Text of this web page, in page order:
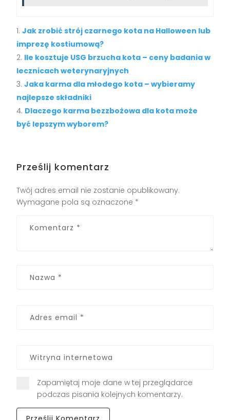
Jak zrobić strój czarnego kota na Halloween lub
imprezę kostiumową?
Ile kosztuje USG brzucha kota – ceny badania w
lecznicach weterynaryjnych
Jaka karma dla młodego kota – wybieramy
najlepsze składniki
Dlaczego karma bezzbożowa dla kota może
być lepszym wyborem?
Prześlij komentarz
Twój adres email nie zostanie opublikowany.
Wymagane pola są oznaczone *
Zapamiętaj moje dane w tej przeglądarce
podczas pisania kolejnych komentarzy.